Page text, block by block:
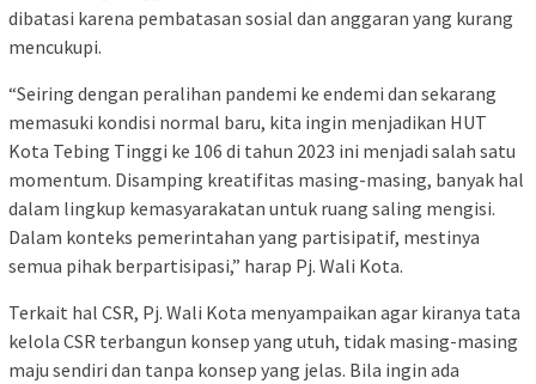
dibatasi karena pembatasan sosial dan anggaran yang kurang
mencukupi.
“Seiring dengan peralihan pandemi ke endemi dan sekarang
memasuki kondisi normal baru, kita ingin menjadikan HUT
Kota Tebing Tinggi ke 106 di tahun 2023 ini menjadi salah satu
momentum. Disamping kreatifitas masing-masing, banyak hal
dalam lingkup kemasyarakatan untuk ruang saling mengisi.
Dalam konteks pemerintahan yang partisipatif, mestinya
semua pihak berpartisipasi,” harap Pj. Wali Kota.
Terkait hal CSR, Pj. Wali Kota menyampaikan agar kiranya tata
kelola CSR terbangun konsep yang utuh, tidak masing-masing
maju sendiri dan tanpa konsep yang jelas. Bila ingin ada